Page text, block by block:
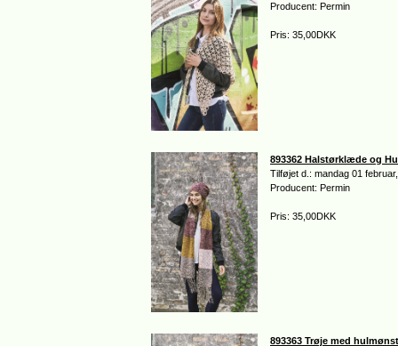
Producent: Permin
Pris: 35,00DKK
893362 Halstørklæde og
Tilføjet d.: mandag 01
Producent: Permin
Pris: 35,00DKK
893363 Trøje med